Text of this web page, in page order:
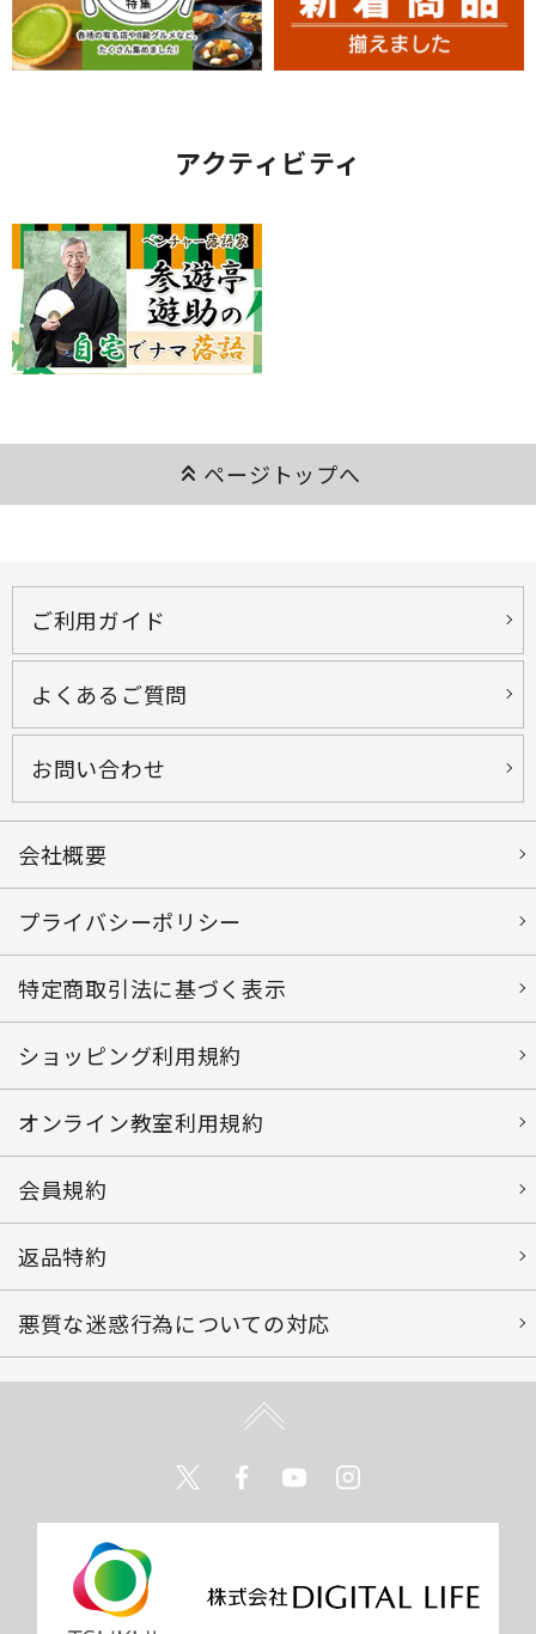
アクティビティ
keyboard_double_arrow_up ページトップへ
ご利用ガイド
よくあるご質問
お問い合わせ
会社概要
プライバシーポリシー
特定商取引法に基づく表示
ショッピング利用規約
オンライン教室利用規約
会員規約
返品特約
悪質な迷惑行為についての対応
TwitterFacebookYoutube